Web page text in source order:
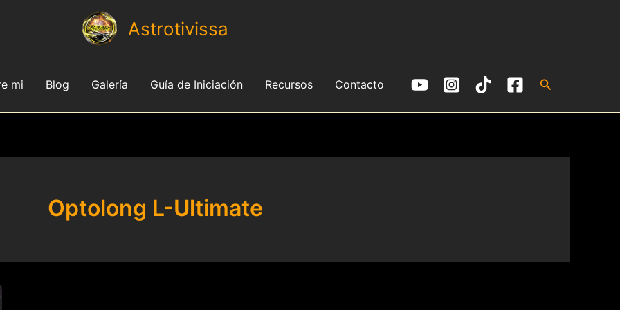
Astrotivissa
mi Blog Galería Guía de Iniciación Recursos Contacto Buscar
Optolong L-Ultimate